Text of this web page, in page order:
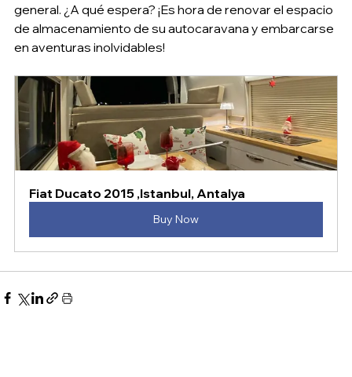
general. ¿A qué espera? ¡Es hora de renovar el espacio
de almacenamiento de su autocaravana y embarcarse
en aventuras inolvidables!
Fiat Ducato 2015 ,Istanbul, Antalya
Buy Now